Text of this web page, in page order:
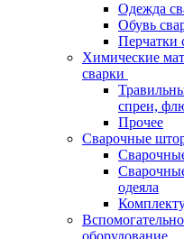
Одежда
Обувь
Перчатки
Химические
сварки
спреи,
Прочее
Сварочные
одеяла
оборудование